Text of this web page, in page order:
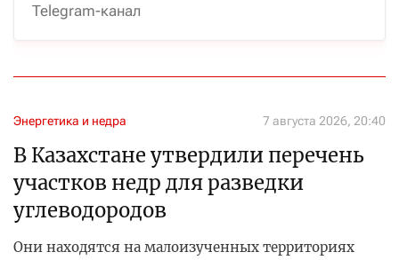
Telegram-канал
Энергетика и недра 7 августа 2026, 20:40
В Казахстане утвердили перечень
участков недр для разведки
углеводородов
Они находятся на малоизученных территориях